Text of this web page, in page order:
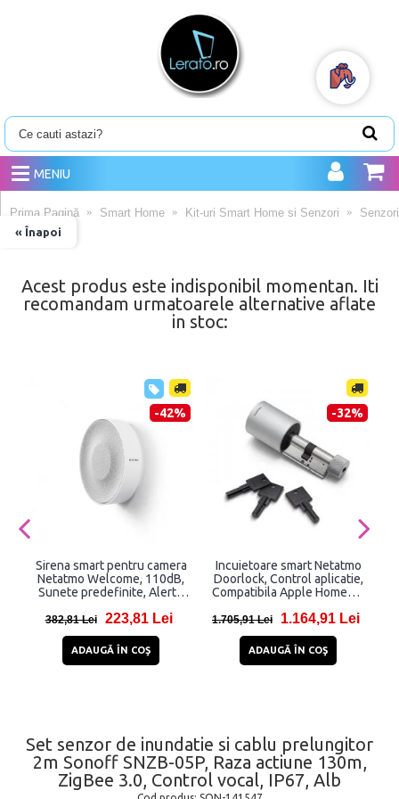
MENIU
« Înapoi
Prima Pagină Smart Home Kit-uri Smart Home si Senzori
Acest produs este indisponibil momentan. Iti
recomandam urmatoarele alternative aflate
in stoc:
-42%
Sirena smart pentru camera
Netatmo Welcome, 110dB,
Sunete predefinite, Alerte
382,81 Lei 223,81 Lei
ADAUGĂ ÎN COŞ
-32%
Incuietoare smart Netatmo
Doorlock, Control aplicatie,
Compatibila Apple HomeKit,
1.705,91 Lei 1.164,91 Lei
ADAUGĂ ÎN COŞ
Set senzor de inundatie si cablu prelungitor
2m Sonoff SNZB-05P, Raza actiune 130m,
ZigBee 3.0, Control vocal, IP67, Alb